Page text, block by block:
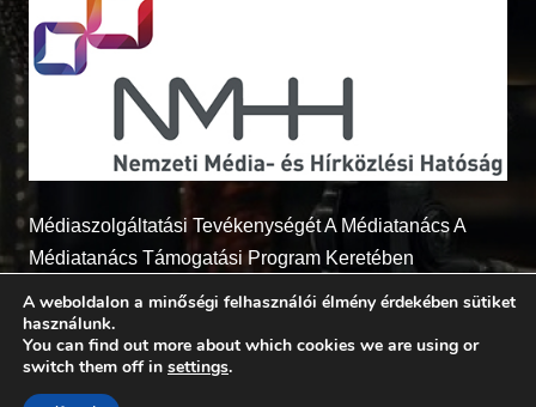
Médiaszolgáltatási Tevékenységét A Médiatanács A
Médiatanács Támogatási Program Keretében
© 2026 - Radio7.hu Minden jog fenntartva
A weboldalon a minőségi felhasználói élmény érdekében sütiket
használunk.
You can find out more about which cookies we are using or
switch them off in settings.